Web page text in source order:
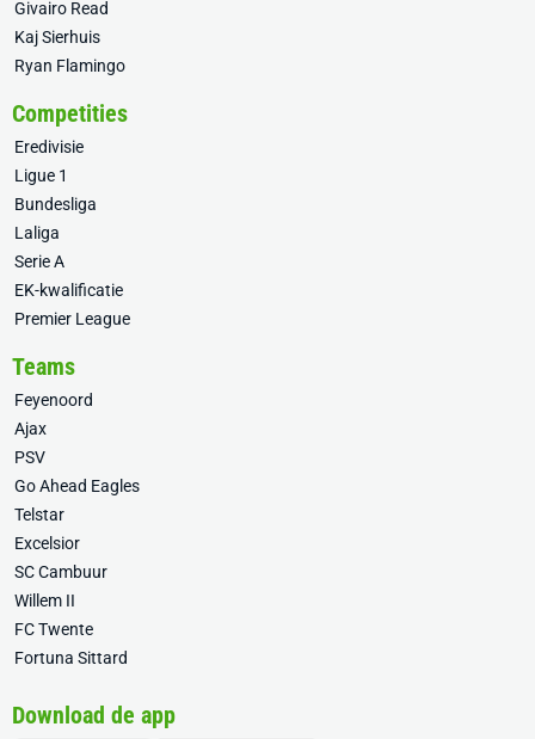
Givairo Read
Kaj Sierhuis
Ryan Flamingo
Competities
Eredivisie
Ligue 1
Bundesliga
Laliga
Serie A
EK-kwalificatie
Premier League
Teams
Feyenoord
Ajax
PSV
Go Ahead Eagles
Telstar
Excelsior
SC Cambuur
Willem II
FC Twente
Fortuna Sittard
Download de app